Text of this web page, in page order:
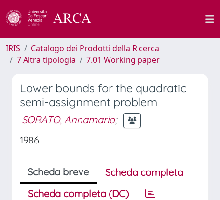
IRIS
Catalogo dei Prodotti della Ricerca
7 Altra tipologia
7.01 Working paper
Lower bounds for the quadratic
semi-assignment problem
SORATO, Annamaria;
1986
Scheda breve
Scheda completa
Scheda completa (DC)